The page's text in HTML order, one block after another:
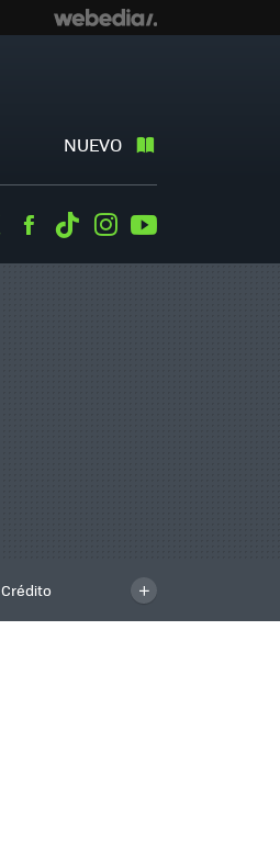
NUEVO
TwitterFacebook
TiktokInstagram
Crédito